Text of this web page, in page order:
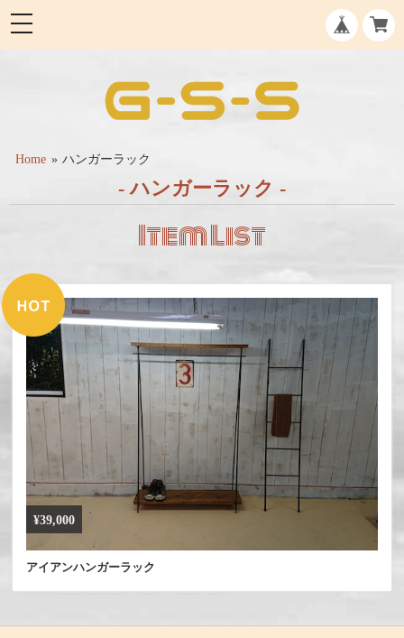
Home ハンガーラック
- ハンガーラック -
Item List
¥39,000
アイアンハンガーラック